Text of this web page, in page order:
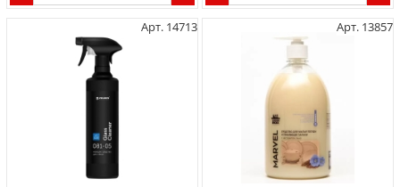
Арт. 14713 Арт. 13857